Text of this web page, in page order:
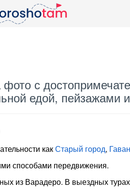
с
едой, пейзажами
какСтарый город,
способами передвижения.
из Варадеро. В выездных